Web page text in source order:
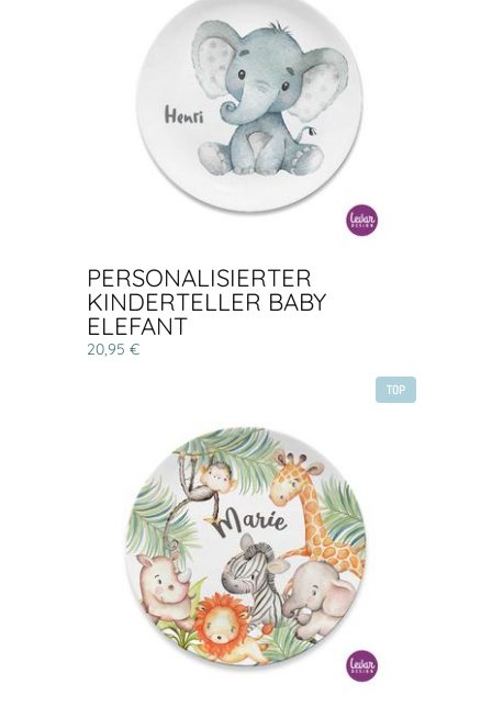
PERSONALISIERTER
KINDERTELLER BABY
ELEFANT
20,95 €
TOP